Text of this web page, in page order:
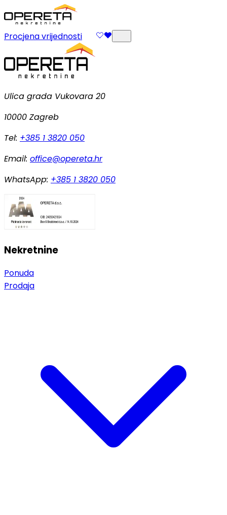
Procjena vrijednosti
Ulica grada Vukovara 20
10000 Zagreb
Tel: +385 1 3820 050
Email: office@opereta.hr
WhatsApp: +385 1 3820 050
Nekretnine
Ponuda
Prodaja